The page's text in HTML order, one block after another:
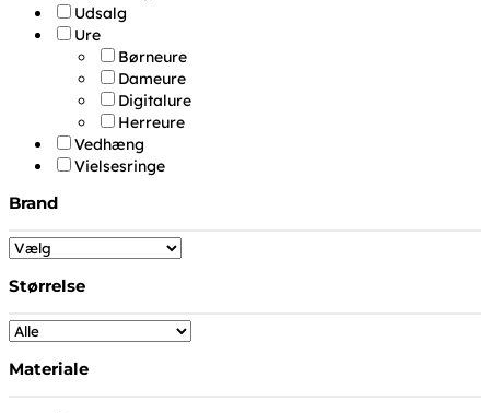
Udsalg
Ure
Børneure
Dameure
Digitalure
Herreure
Vedhæng
Vielsesringe
Brand
Størrelse
Materiale